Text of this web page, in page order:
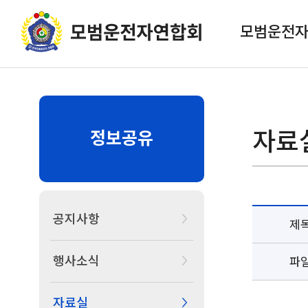
모범운전
정보공유
공지사항
행사소식
자료실
자료
제
파